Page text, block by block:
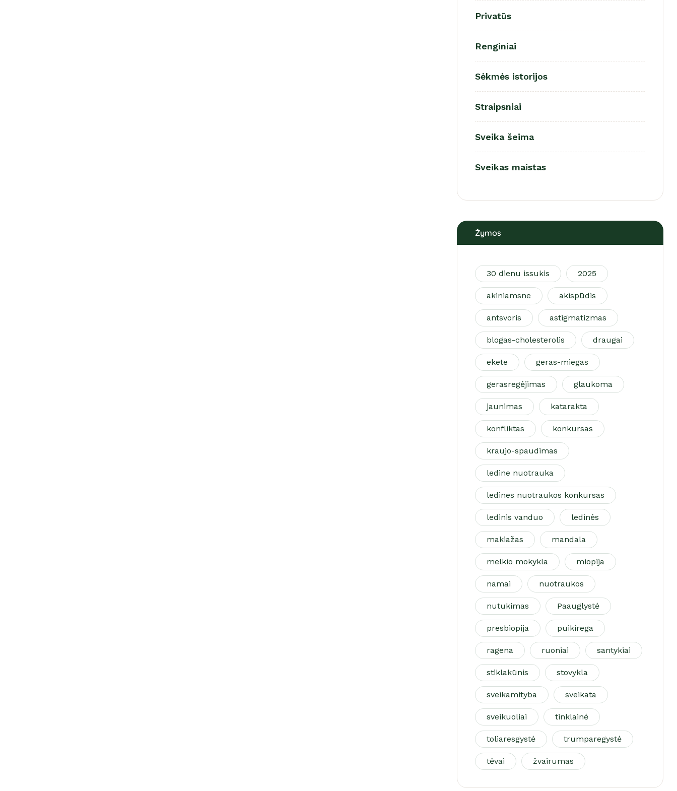
Privatūs
Renginiai
Sėkmės istorijos
Straipsniai
Sveika šeima
Sveikas maistas
Žymos
30 dienu issukis 2025
akiniamsne akispūdis
antsvoris astigmatizmas
blogas-cholesterolis draugai
ekete geras-miegas
gerasregėjimas glaukoma
jaunimas katarakta
konfliktas konkursas
kraujo-spaudimas
ledine nuotrauka
ledines nuotraukos konkursas
ledinis vanduo ledinės
makiažas mandala
melkio mokykla miopija
namai nuotraukos
nutukimas Paauglystė
presbiopija puikirega
ragena ruoniai santykiai
stiklakūnis stovykla
sveikamityba sveikata
sveikuoliai tinklainė
toliaresgystė trumparegystė
tėvai žvairumas